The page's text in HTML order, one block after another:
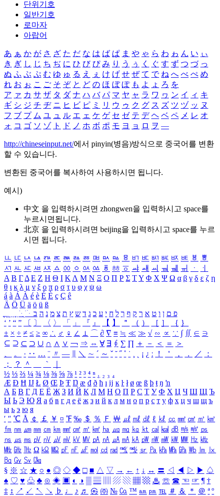
단위기호
일반기호
로마자
아랍어
あ ぁ か が さ ざ た だ な は ば ぱ ま や ゃ ら わ ゎ ん い ぃ
き ぎ し じ ち ぢ に ひ び ぴ み り う ぅ く ぐ す ず つ づ っ
ぬ ふ ぶ ぷ む ゆ ゅ る え ぇ け げ せ ぜ て で ね へ べ ぺ め
れ お ぉ こ ご そ ぞ と ど の ほ ぼ ぽ も よ ょ ろ を
ア ァ カ サ ザ タ ダ ナ ハ バ パ マ ヤ ャ ラ ワ ヮ ン イ ィ キ
ギ シ ジ チ ヂ ニ ヒ ビ ピ ミ リ ウ ゥ ク グ ス ズ ツ ヅ ッ ヌ
フ ブ プ ム ユ ュ ル エ ェ ケ ゲ セ ゼ テ デ ヘ ベ ペ メ レ オ
ォ コ ゴ ソ ゾ ト ド ノ ホ ボ ポ モ ヨ ョ ロ ヲ ―
http://chineseinput.net/에서 pinyin(병음)방식으로 중국어를 변환
할 수 있습니다.
변환된 중국어를 복사하여 사용하시면 됩니다.
예시)
中文 을 입력하시려면 zhongwen을 입력하시고 space를
누르시면됩니다.
北京 을 입력하시려면 beijing을 입력하시고 space를 누르
시면 됩니다.
ㅥ ㅦ ㅧ ㅨ ㅩ ㅪ ㅫ ㅬ ㅭ ㅮ ㅯ ㅰ ㅱ ㅲ ㅳ ㅴ ㅵ ㅶ ㅷ ㅸ
ㅹ
ㅺ ㅻ ㅼ ㅽ ㅾ ㅿ ㆀ ㆁ ㆂ ㆃ ㆄ ㆅ ㆆ ㆇ ㆈ ㆉ ㆊ ㆋ ㆌ ㆍ
ㆎ
Α Β ΓΔ Ε Ζ Η Θ Ι ΚΛ Μ Ν Ξ Ο Π Ρ Σ ΤΥ Φ Χ Ψ Ω α β γ δ ε ζ η
θ ι κ λ μ ν ξ ο π ρ σ τ υ φ χ ψ ω
á à Á À é è É È ç Ç ê
Ä Ö Ü ä ö ü ß
ִֶֹ ֻּ ׁׂ פ ם ן ו ט א ר ק ף ך ל ח י ע כ ג ד ש ץ ת צ מ נ ה ב
‘ ’ “ ” 〔 〕 〈 〉 「 」 『 』 【 】 ＂ （ ） ［ ］ ｛ ｝
± × ÷ ≠ ≤ ≥ ∞ ∴ ♂ ♀ ∠ ⊥ ⌒ ∂ ∇ ≡ ≒ ≪ ≫ √ ∽ ∝ ∵ ∫ ∬ ∈ ∋
⊆ ⊇ ⊂ ⊃ ∪ ∩ ∧ ∨ ￢ ⇒ ⇔ ∀ ∃ ∮ ∑ ∏ ＋ － ＜ ＝
＞
、
。 · ‥ … ¨ 〃 ― ＼ ∼ ´ ～ ˇ ˘ ˝ ˚ ˙ ¸ ¡ ¿ ː ！ ＇ ， ． ／
：
；
？ ＾ ｀
½ ⅓ ⅔ ¼ ¾ ⅛ ⅜ ⅝ ⅞ ¹ ² ³ ⁴ ⁿ ₁ ₂ ₃ ₄
Æ Ð Ħ Ĳ Ł Ø Œ Þ Ŧ Ŋ æ đ ð ħ ı ĳ ĸ ŀ ł ø œ ß þ ŧ ŋ ŉ
А Б В Г Д Е Ё Ж З И Й К Л М Н О П Р С Т У Ф Х Ц Ч Ш Щ Ъ
Ы Ь Э Ю Я а б в г д е ё ж з и й к л м н о п р с т у ф х ц ч ш щ ъ
ы ь э ю я
′ ″ ℃ Å ￠ ￡ ￥ ¤ ℉ ‰ ＄ ％ Ｆ ￦ ㎕ ㎖ ㎗ ℓ ㎘ ㏄ ㎣ ㎤ ㎥ ㎦
㎙ ㎚ ㎛ ㎜ ㎝ ㎞ ㎟ ㎠ ㎡ ㎢ ㏊ ㎍ ㎎ ㎏ ㏏ ㎈ ㎉ ㏈ ㎧ ㎨ ㎰
㎱ ㎲ ㎳ ㎴ ㎵ ㎶ ㎷ ㎸ ㎹ ㎀ ㎁ ㎂ ㎃ ㎄ ㎺ ㎻ ㎽ ㎾ ㎿ ㎐ ㎑
㎒ ㎓ ㎔ Ω ㏀ ㏁ ㎊ ㎋ ㎌ ㏖ ㏅ ㎭ ㎮ ㎯ ㏛ ㎩ ㎪ ㎫ ㎬ ㏝ ㏐
㏓
㏃ ㏉ ㏜ ㏆
§ ※ ☆ ★ ○ ● ◎ ◇ ◆ □ ■ △ ▽ → ← ↑ ↓ ↔ 〓 ◁ ◀ ▷ ▶ ♤
♠ ♡ ♥ ♧ ♣ ⊙ ◈ ▣ ◐ ◑ ▒ ▤ ▨ ▧ ▦ ▩ ♨ ☏ ☎ ☜ ☞ ¶ †
‡ ↕ ↗ ↙ ↖ ↘ ♭ ♩ ♪ ♬ ㉿ ㈜ № ㏇ ™ ㏂ ㏘ ℡ ＃ ＆ ＊ ＠ ª º